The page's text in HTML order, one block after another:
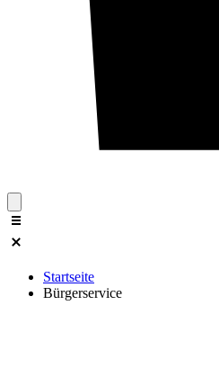
Startseite
Bürgerservice